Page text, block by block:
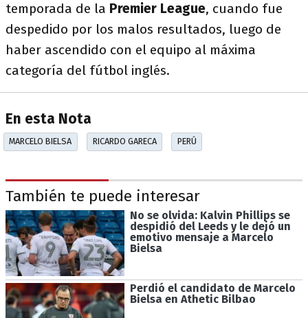
temporada de la Premier League, cuando fue
despedido por los malos resultados, luego de
haber ascendido con el equipo al máxima
categoría del fútbol inglés.
En esta Nota
MARCELO BIELSA RICARDO GARECA PERÚ
También te puede interesar
No se olvida: Kalvin Phillips se
despidió del Leeds y le dejó un
emotivo mensaje a Marcelo
Bielsa
Perdió el candidato de Marcelo
Bielsa en Athetic Bilbao